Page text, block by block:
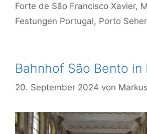
Forte de São Francisco Xavier,
Festungen Portugal, Porto
Bahnhof São Bento in
20. September 2024 von Markus